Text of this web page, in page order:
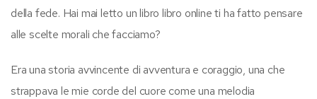
della fede. Hai mai letto un libro libro online ti ha fatto pensare
alle scelte morali che facciamo?
Era una storia avvincente di avventura e coraggio, una che
strappava le mie corde del cuore come una melodia